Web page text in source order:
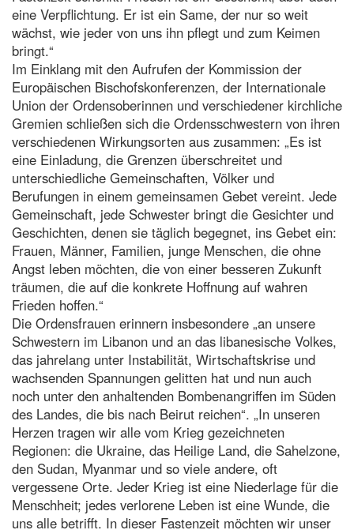
eine Verpflichtung. Er ist ein Same, der nur so weit
wächst, wie jeder von uns ihn pflegt und zum Keimen
bringt.“
Im Einklang mit den Aufrufen der Kommission der
Europäischen Bischofskonferenzen, der Internationale
Union der Ordensoberinnen und verschiedener kirchliche
Gremien schließen sich die Ordensschwestern von ihren
verschiedenen Wirkungsorten aus zusammen: „Es ist
eine Einladung, die Grenzen überschreitet und
unterschiedliche Gemeinschaften, Völker und
Berufungen in einem gemeinsamen Gebet vereint. Jede
Gemeinschaft, jede Schwester bringt die Gesichter und
Geschichten, denen sie täglich begegnet, ins Gebet ein:
Frauen, Männer, Familien, junge Menschen, die ohne
Angst leben möchten, die von einer besseren Zukunft
träumen, die auf die konkrete Hoffnung auf wahren
Frieden hoffen.“
Die Ordensfrauen erinnern insbesondere „an unsere
Schwestern im Libanon und an das libanesische Volkes,
das jahrelang unter Instabilität, Wirtschaftskrise und
wachsenden Spannungen gelitten hat und nun auch
noch unter den anhaltenden Bombenangriffen im Süden
des Landes, die bis nach Beirut reichen“. „In unseren
Herzen tragen wir alle vom Krieg gezeichneten
Regionen: die Ukraine, das Heilige Land, die Sahelzone,
den Sudan, Myanmar und so viele andere, oft
vergessene Orte. Jeder Krieg ist eine Niederlage für die
Menschheit; jedes verlorene Leben ist eine Wunde, die
uns alle betrifft. In dieser Fastenzeit möchten wir unser